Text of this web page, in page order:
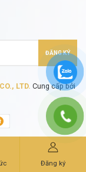
ĐĂNG KÝ
LTD. Cung cấp bởi
Đăng ký